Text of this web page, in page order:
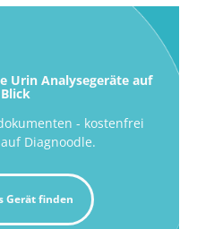
Urin Analysegeräte auf
- kostenfrei
Diagnoodle.
Gerät finden